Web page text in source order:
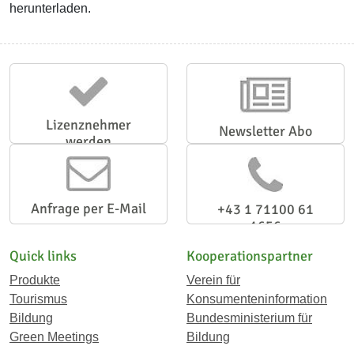
herunterladen.
Lizenznehmer
werden
Newsletter Abo
Anfrage per E-Mail
+43 1 71100 61
1656
Quick links
Produkte
Tourismus
Bildung
Green Meetings
Kooperationspartner
Verein für
Konsumenteninformation
Bundesministerium für
Bildung